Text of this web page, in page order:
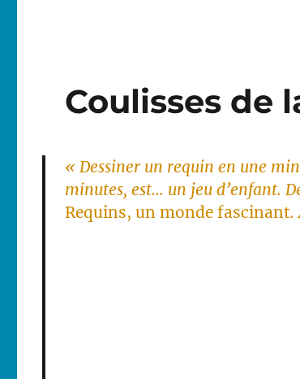
Coulisses de
« Dessiner un requin en une
minutes, est… un jeu d’enfant.
Requins, un monde fascinant.